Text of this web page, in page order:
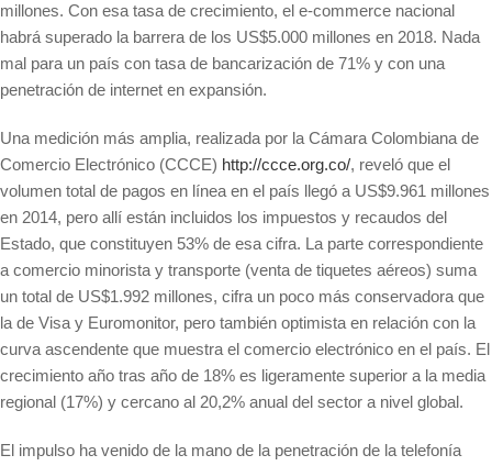
millones. Con esa tasa de crecimiento, el e-commerce nacional
habrá superado la barrera de los US$5.000 millones en 2018. Nada
mal para un país con tasa de bancarización de 71% y con una
penetración de internet en expansión.
Una medición más amplia, realizada por la Cámara Colombiana de
Comercio Electrónico (CCCE) http://ccce.org.co/, reveló que el
volumen total de pagos en línea en el país llegó a US$9.961 millones
en 2014, pero allí están incluidos los impuestos y recaudos del
Estado, que constituyen 53% de esa cifra. La parte correspondiente
a comercio minorista y transporte (venta de tiquetes aéreos) suma
un total de US$1.992 millones, cifra un poco más conservadora que
la de Visa y Euromonitor, pero también optimista en relación con la
curva ascendente que muestra el comercio electrónico en el país. El
crecimiento año tras año de 18% es ligeramente superior a la media
regional (17%) y cercano al 20,2% anual del sector a nivel global.
El impulso ha venido de la mano de la penetración de la telefonía